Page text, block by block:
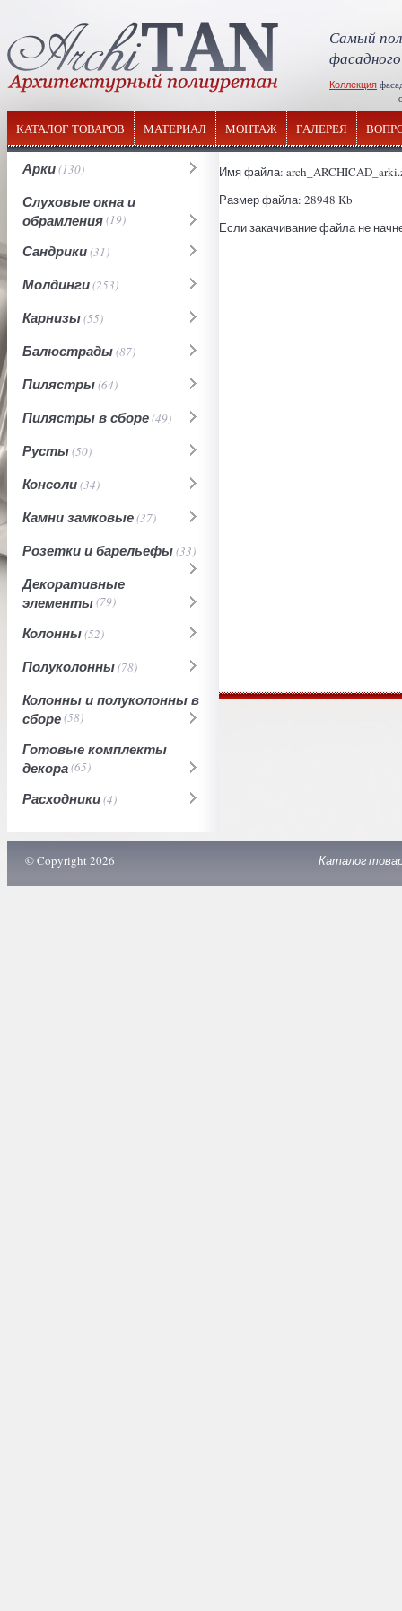
Самый
Коллекция
КАТАЛОГ ТОВАРОВ МАТЕРИАЛ МОНТАЖ ГАЛЕРЕЯ
Арки(130)
Слуховые окна и
обрамления(19)
Сандрики(31)
Молдинги(253)
Карнизы(55)
Балюстрады(87)
Пилястры(64)
Пилястры в сборе(49)
Русты(50)
Консоли(34)
Камни замковые(37)
Розетки и барельефы(33)
Декоративные
элементы(79)
Колонны(52)
Полуколонны(78)
Колонны и полуколонны в
сборе(58)
Готовые комплекты
декора(65)
Расходники(4)
Имя файла:
Размер файла: 28948 Kb
Если закачивание файла не
© Copyright 2026 Каталог